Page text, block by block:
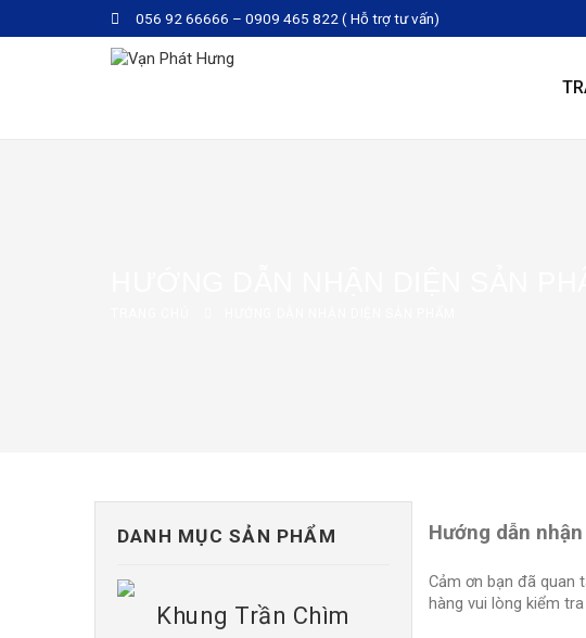
056 92 66666 – 0909 465 822 ( Hỗ trợ tư vấn)
DANH MỤC SẢN PHẨM
Khung Trần Chìm
Hướng dẫn
Cảm ơn bạn đã quan
hàng vui lòng kiểm